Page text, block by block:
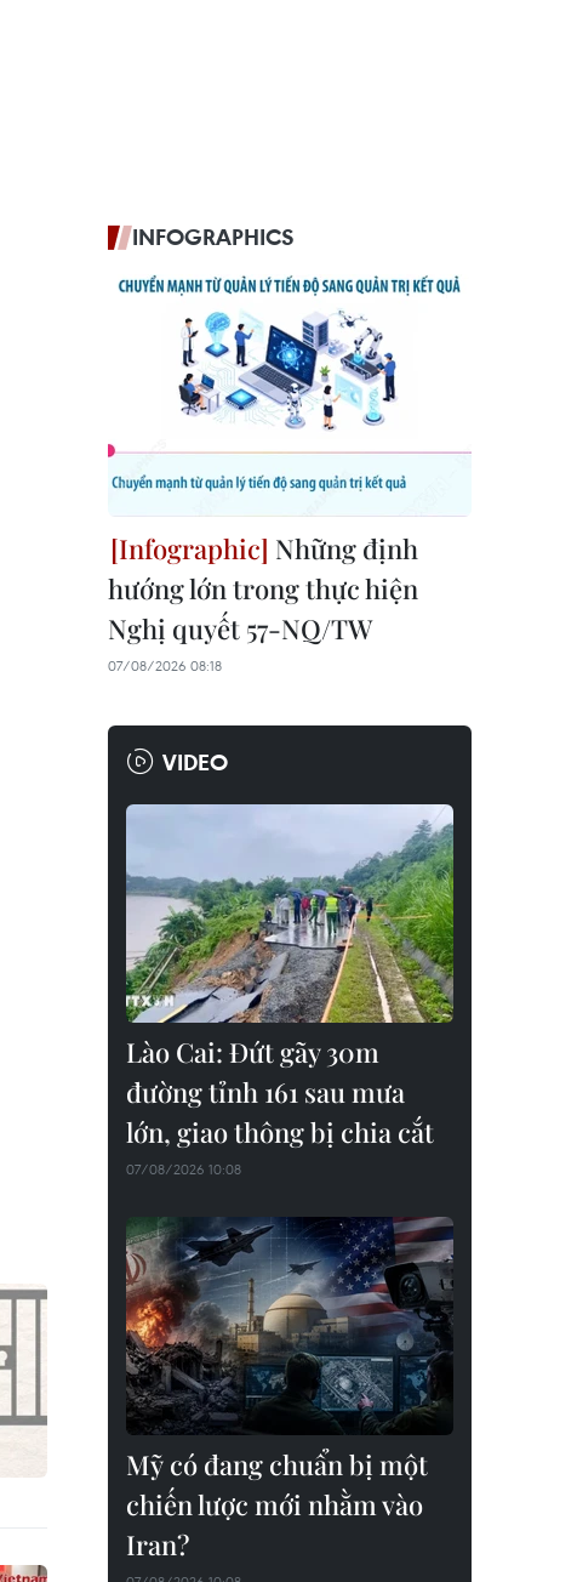
INFOGRAPHICS
Những định
hướng lớn trong thực hiện
Nghị quyết 57-NQ/TW
07/08/2026 08:18
VIDEO
Lào Cai: Đứt gãy 30m
đường tỉnh 161 sau mưa
lớn, giao thông bị chia cắt
07/08/2026 10:08
Mỹ có đang chuẩn bị một
chiến lược mới nhằm vào
Iran?